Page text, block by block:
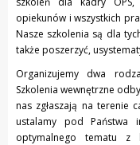
opiekunów i wszystkich
Nasze szkolenia są dla
także poszerzyć,
Organizujemy dwa
Szkolenia wewnętrzne
nas zgłaszają na terenie
ustalamy pod Państwa
optymalnego tematu z